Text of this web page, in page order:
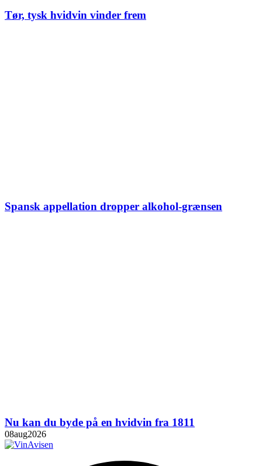
Tør, tysk hvidvin vinder frem
Spansk appellation dropper alkohol-grænsen
Nu kan du byde på en hvidvin fra 1811
08aug2026